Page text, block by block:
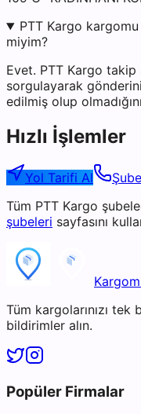
PTT Kargo
miyim?
Evet. PTT Kargo takip
sorgulayarak
edilmiş olup
Hızlı İşlemler
Yol Tarifi Al
Tüm PTT Kargo
şubeleri sayfasını
Tüm kargolarınızı
bildirimler alın.
Popüler Firmalar